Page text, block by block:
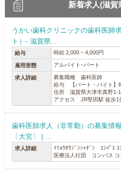
新着求人(滋賀
うかい歯科クリニックの歯科医師
ト）- 滋賀県...
給与 時給 2,000 ~ 4,000円
雇用形態 アルバイト･パート
求人詳細
募集職種 歯科医師
給与 【パート・バイト】
住所 滋賀県大津市真野1-
アクセス JR堅田駅 徒歩1
歯科医師求人（非常勤）の募集情
〔大宮〕 | ...
求人詳細
ｲﾘｮｳﾎｳｼﾞﾝｼｬﾀﾞﾝ ｺﾝﾊﾟｽ
医療法人社団 コンパス コ